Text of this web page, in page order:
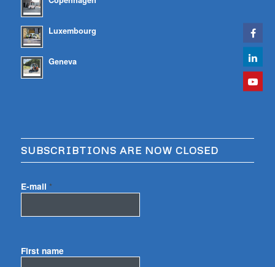
Luxembourg
Geneva
SUBSCRIBTIONS ARE NOW CLOSED
E-mail *
First name